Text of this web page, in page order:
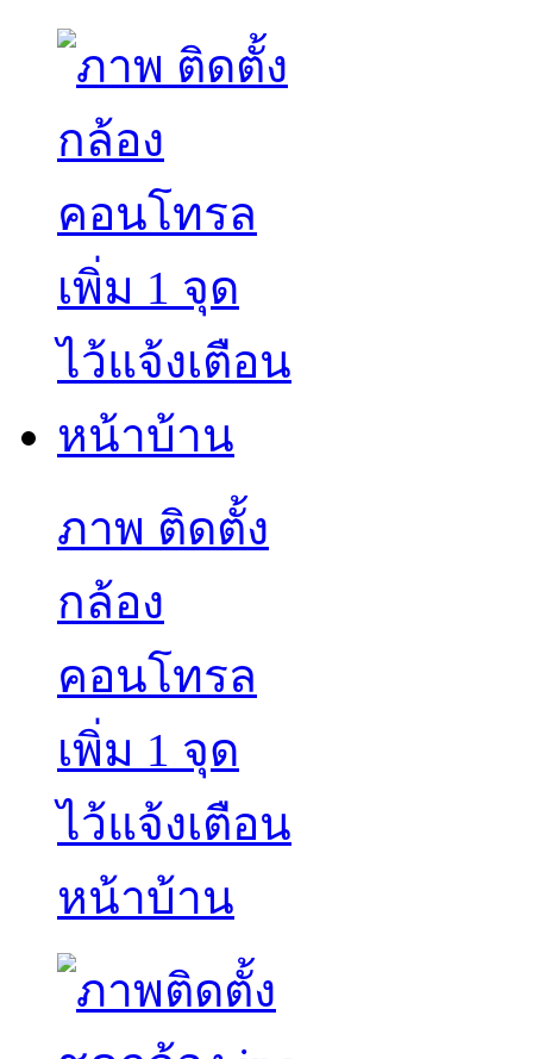
ภาพ ติดตั้ง
กล้อง
คอนโทรล
เพิ่ม 1 จุด
ไว้แจ้งเตือน
หน้าบ้าน